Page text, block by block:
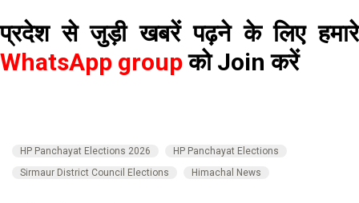
प्रदेश से जुड़ी खबरें पढ़ने के लिए हमारे
WhatsApp groupको Join करें
HP Panchayat Elections 2026
HP Panchayat Elections
Sirmaur District Council Elections
Himachal News